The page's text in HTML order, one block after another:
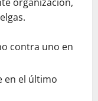
contra uno en
en el último